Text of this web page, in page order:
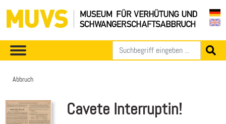
Abbruch
Cavete Interruptin!